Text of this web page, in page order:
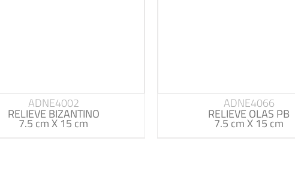
ADNE4002
RELIEVE BIZANTINO
7.5 cm X 15 cm
ADNE4066
RELIEVE OLAS PB
7.5 cm X 15 cm